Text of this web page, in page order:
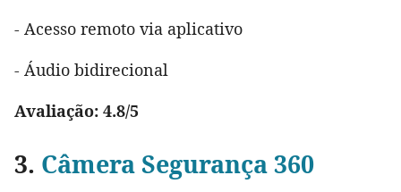
- Acesso remoto via aplicativo
- Áudio bidirecional
Avaliação: 4.8/5
3. Câmera Segurança 360